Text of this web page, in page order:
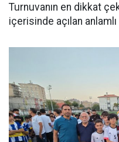
Turnuvanın en dikkat
içerisinde açılan